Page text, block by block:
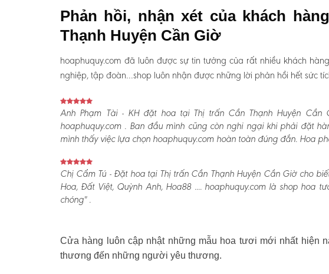
Phản hồi, nhận xét của khách
Thạnh Huyện Cần Giờ
hoaphuquy.com đã luôn được sự tin tưởng của rất nhiều khách
nghiệp, tập đoàn…shop luôn nhận được những lời phản hồi hết sức
Anh Phạm Tài - KH đặt hoa tại Thị trấn Cần Thạnh Huyện Cần
hoaphuquy.com . Ban đầu mình cũng còn nghi ngại khi phải đặt
mình thấy việc lựa chọn hoaphuquy.com hoàn toàn đúng đắn. Hoa
Chị Cẩm Tú - Đặt hoa tại Thị trấn Cần Thạnh Huyện Cần Giờ cho
Hoa, Đất Việt, Quỳnh Anh, Hoa88 .... hoaphuquy.com là shop
chóng" .
Cửa hàng luôn cập nhật những mẫu hoa tươi mới nhất hiện
thương đến những người yêu thương.